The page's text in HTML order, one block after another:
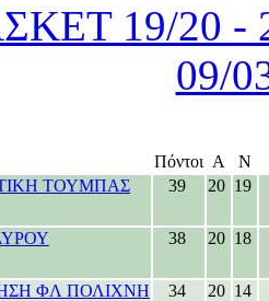
19/20 -
09/
Πόντοι Α
Ν
ΤΟΥΜΠΑΣ 39 20 19
38 20 18
ΦΛ ΠΟΛΙΧΝΗ 34 20 14